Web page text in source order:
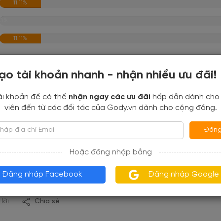
11.11%
11.11%
06-26 17:21:11
tôn giáoChùa Giác Hoa là một trong những công trình
Sau khi xây dựng chùa xong, cô Hai Ngó luôn tham gia và
người nghèo…
lời Chia sẻ
tài khoản nhanh - nhận nhiều ưu đãi!
khoản để có thể nhận ngay các ưu đãi hấp dẫn dành
viên đến từ các đối tác của Gody.vn dành cho cộng đồng.
Hoặc đăng nhập bằng
Đăng nhập Facebook Đăng nhập Google